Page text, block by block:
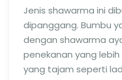
Jenis shawarma ini
dipanggang. Bumbu
dengan shawarma
penekanan yang
yang tajam seperti